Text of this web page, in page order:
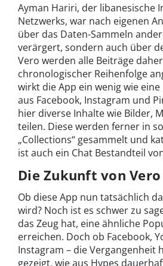
Ayman Hariri, der libanesische
Netzwerks, war nach eigenen
über das Daten-Sammeln
verärgert, sondern auch über
Vero werden alle Beiträge
chronologischer Reihenfolge
wirkt die App ein wenig wie
aus Facebook, Instagram und
hier diverse Inhalte wie Bilder,
teilen. Diese werden ferner in
„Collections“ gesammelt und
ist auch ein Chat Bestandteil
Die Zukunft von Vero
Ob diese App nun tatsächlich
wird? Noch ist es schwer zu
das Zeug hat, eine ähnliche
erreichen. Doch ob Facebook,
Instagram – die Vergangenheit
gezeigt, wie aus Hypes